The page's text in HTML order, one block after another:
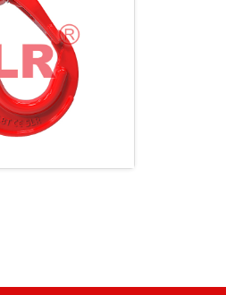
80级焊接钩